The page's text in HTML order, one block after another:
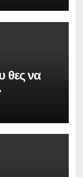
θες να